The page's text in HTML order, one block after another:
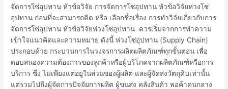
จัดการโซ่อุปทาน หัวข้อวิจัย การจัดการโซ่อุปทาน หัวข้อวิจัยห่วงโซ่
อุปทาน ก่อนที่จะสามารถคิด หรือ เลือกชื่อเรื่อง การทำวิจัยเกี่ยวกับการ
จัดการโซ่อุปทาน หัวข้อวิจัยห่วงโซ่อุปทาน ควรเริ่มจากการทำความ
เข้าใจแนวคิดและความหมาย ดังนี้ ห่วงโซ่อุปทาน (Supply Chain)
ประกอบด้วย กระบวนการในวงจรการผลิตผลิตภัณฑ์ทุกขั้นตอน เพื่อ
ตอบสนองความต้องการของลูกค้าหรือผู้บริโภคจากผลิตภัณฑ์หรือการ
บริการ ซึ่ง ไม่เพียงแต่อยูในส่วนของผู้ผลิต และผู้จัดส่งวัตถุดิบเท่านั้น
แต่รวมไปถึงผู้จัดการปัจจัยการผลิต ผู้ขนส่ง คลังสินค้า พอค้าคนกลาง
ห่วง
โซ่
อุปทาน